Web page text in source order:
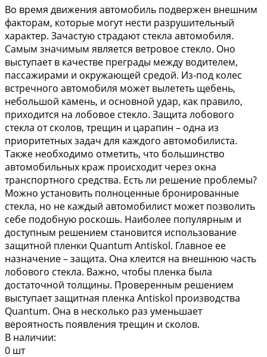
Во время движения автомобиль подвержен внешним
факторам, которые могут нести разрушительный
характер. Зачастую страдают стекла автомобиля.
Самым значимым является ветровое стекло. Оно
выступает в качестве преграды между водителем,
пассажирами и окружающей средой. Из-под колес
встречного автомобиля может вылететь щебень,
небольшой камень, и основной удар, как правило,
приходится на лобовое стекло. Защита лобового
стекла от сколов, трещин и царапин – одна из
приоритетных задач для каждого автомобилиста.
Также необходимо отметить, что большинство
автомобильных краж происходит через окна
транспортного средства. Есть ли решение проблемы?
Можно установить полноценные бронированные
стекла, но не каждый автомобилист может позволить
себе подобную роскошь. Наиболее популярным и
доступным решением становится использование
защитной пленки Quantum Antiskol. Главное ее
назначение – защита. Она клеится на внешнюю часть
лобового стекла. Важно, чтобы пленка была
достаточной толщины. Проверенным решением
выступает защитная пленка Antiskol производства
Quantum. Она в несколько раз уменьшает
вероятность появления трещин и сколов.
В наличии:
0 шт